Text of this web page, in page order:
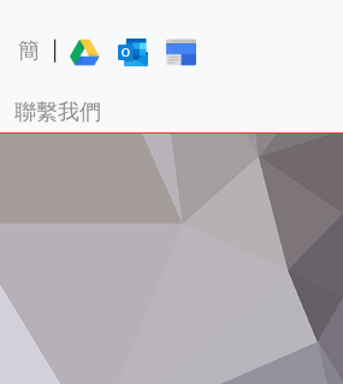
簡
聯繫我們